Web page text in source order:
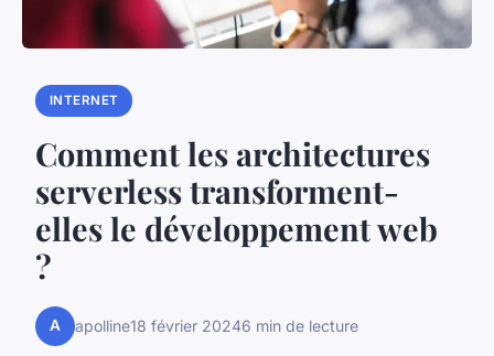
INTERNET
Comment les architectures
serverless transforment-
elles le développement web
?
A apolline18 février 20246 min de lecture